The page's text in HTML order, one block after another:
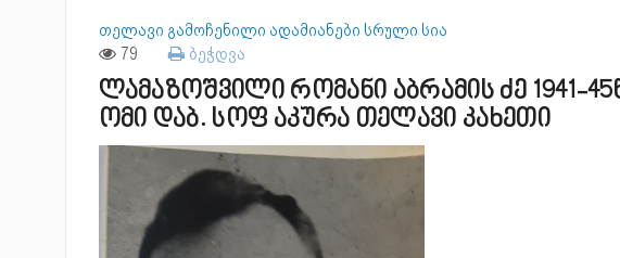
თელავი გამოჩენილი ადამიანები სრული სია
79 ბეჭდვა
ლამაზოშვილი რომანი აბრამის ძე 1941-
ომი დაბ. სოფ აკურა თელავი კახეთი